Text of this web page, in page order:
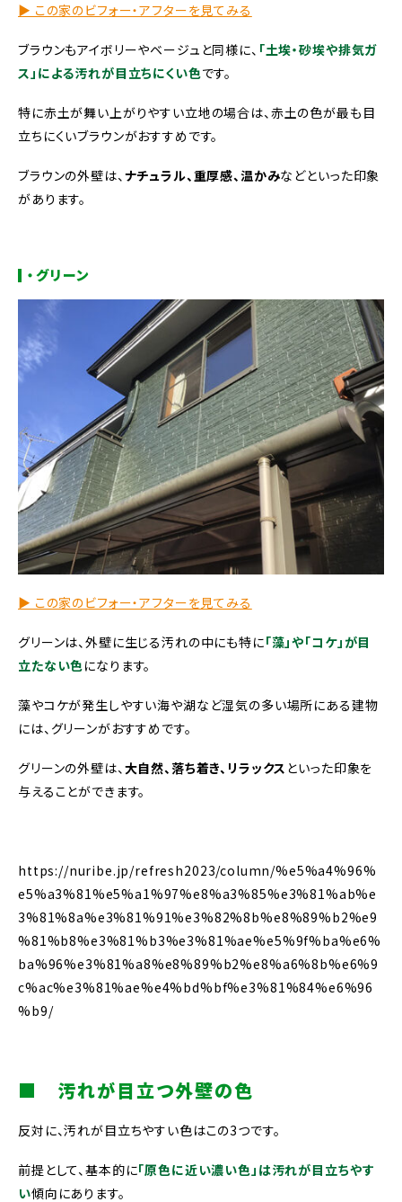
▶︎ この家のビフォー・アフターを見てみる
ブラウンもアイボリーやベージュと同様に、 「土埃・砂埃や排気ガ
ス」による汚れが目立ちにくい色です。
特に赤土が舞い上がりやすい立地の場合は、赤土の色が最も目
立ちにくいブラウンがおすすめです。
ブラウンの外壁は、ナチュラル、重厚感、温かみなどといった印象
があります。
・グリーン
▶︎ この家のビフォー・アフターを見てみる
グリーンは、外壁に生じる汚れの中にも特に「藻」や「コケ」が目
立たない色になります。
藻やコケが発生しやすい海や湖など湿気の多い場所にある建物
には、グリーンがおすすめです。
グリーンの外壁は、大自然、落ち着き、リラックス といった印象を
与えることができます。
https://nuribe.jp/refresh2023/column/%e5%a4%96%
e5%a3%81%e5%a1%97%e8%a3%85%e3%81%ab%e
3%81%8a%e3%81%91%e3%82%8b%e8%89%b2%e9
%81%b8%e3%81%b3%e3%81%ae%e5%9f%ba%e6%
ba%96%e3%81%a8%e8%89%b2%e8%a6%8b%e6%9
c%ac%e3%81%ae%e4%bd%bf%e3%81%84%e6%96
%b9/
■ 汚れが目立つ外壁の色
反対に、汚れが目立ちやすい色はこの3つです。
前提として、基本的に「原色に近い濃い色」は汚れが目立ちやす
い傾向にあります。